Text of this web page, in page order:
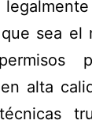
sea el
alta